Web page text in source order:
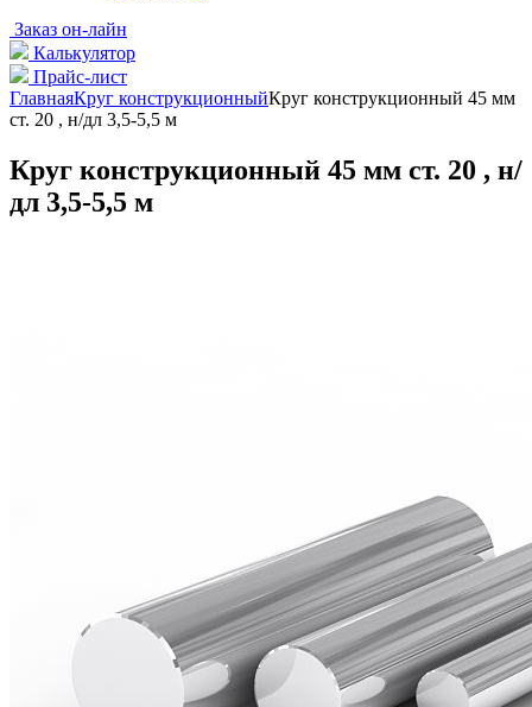
Заказ он-лайн
Калькулятор
Прайс-лист
ГлавнаяКруг конструкционныйКруг конструкционный 45 мм
ст. 20 , н/дл 3,5-5,5 м
Круг конструкционный 45 мм ст. 20 , н/
дл 3,5-5,5 м